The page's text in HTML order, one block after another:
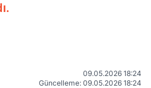
09.05.2026 18:24
Güncelleme: 09.05.2026 18:24